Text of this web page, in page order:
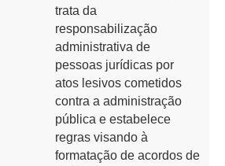
trata da
responsabilização
administrativa de
pessoas jurídicas por
atos lesivos cometidos
contra a administração
pública e estabelece
regras visando à
formatação de acordos de